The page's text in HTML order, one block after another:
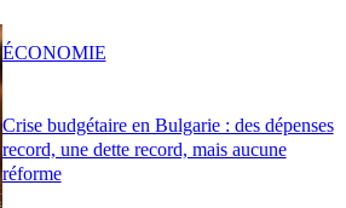
Crise budgétaire en Bulgarie : des dépenses
record, une dette record, mais aucune
réforme
ÉCONOMIE